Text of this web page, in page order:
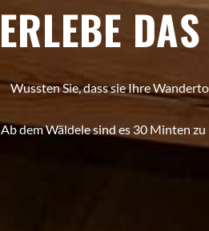
ERLEBE
Wussten Sie, dass sie Ihre
Ab dem Wäldele sind es 30 Minten